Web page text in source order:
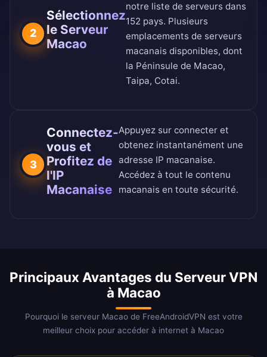
2
Sélectionnez
le Serveur
Macao
notre liste de serveurs dans
152 pays. Plusieurs
emplacements de serveurs
macanais disponibles, dont
la Péninsule de Macao,
Taipa, Cotai.
3
Connectez-
vous et
Profitez de
l'IP
Macanaise
Appuyez sur connecter et
obtenez instantanément une
adresse IP macanaise.
Accédez à tout le contenu
macanais en toute sécurité.
Principaux Avantages du Serveur VPN
à Macao
Pourquoi le serveur Macao de FreeAndroidVPN est votre
meilleur choix pour accéder à internet à Macao